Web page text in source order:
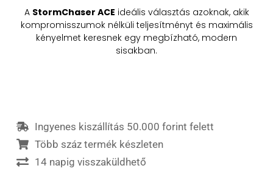
A StormChaser ACE ideális választás azoknak, akik
kompromisszumok nélküli teljesítményt és maximális
kényelmet keresnek egy megbízható, modern
sisakban.
Ingyenes kiszállítás 50.000 forint felett
Több száz termék készleten
14 napig visszaküldhető